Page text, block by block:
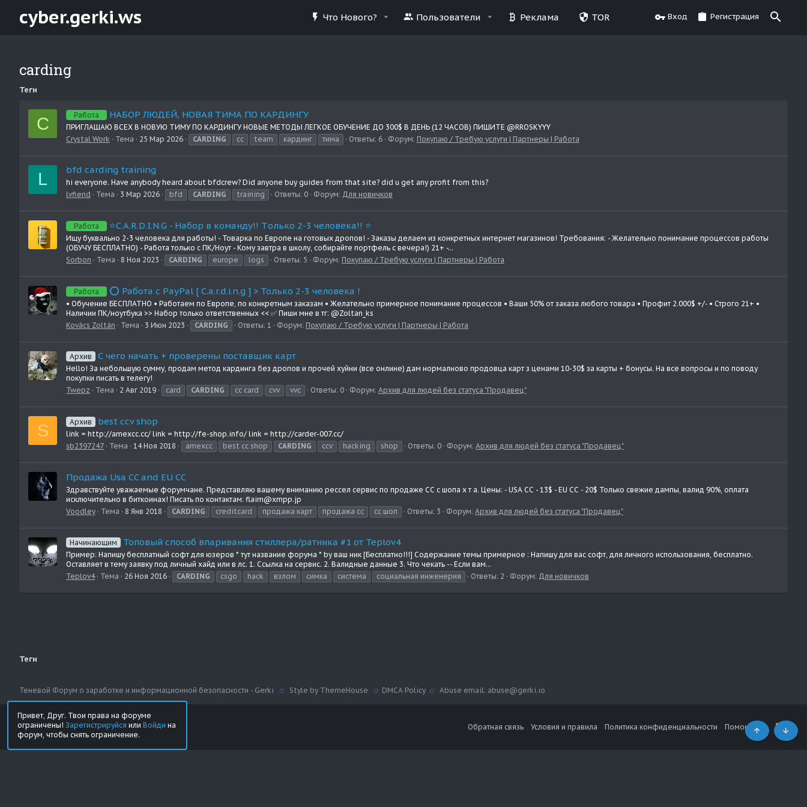
cyber.gerki.ws Что Нового? Пользователи Реклама TOR Вход Регистрация
carding
Теги
C Работа НАБОР ЛЮДЕЙ, НОВАЯ ТИМА ПО КАРДИНГУ
ПРИГЛАШАЮ ВСЕХ В НОВУЮ ТИМУ ПО КАРДИНГУ НОВЫЕ МЕТОДЫ ЛЕГКОЕ ОБУЧЕНИЕ ДО 300$ В ДЕНЬ (12 ЧАСОВ) ПИШИТЕ @RROSKYYY
Crystal Work
Тема 25 Мар 2026 CARDING cc team кардинг тима Ответы: 6 Форум: Покупаю / Требую услуги | Партнеры | Работа
L bfd carding training
hi everyone. Have anybody heard about bfdcrew? Did anyone buy guides from that site? did u get any profit from this?
lvfiend
Тема 3 Мар 2026 bfd CARDING training Ответы: 0 Форум: Для новичков
Работа ⭐C.A.R.D.I.N.G - Haбор в команду!! Тoлько 2-3 человека!! ⭐
Ищу буквально 2-3 человека для работы! - Товарка по Европе на готовых дропов! - Заказы делаем из конкретных интернет магазинов! Требования: - Желательно понимание процессов работы
(ОБУЧУ БЕСПЛАТНО) - Работа только с ПК/Ноут - Кому завтра в школу, собирайте портфель с вечера!) 21+ -...
Sorbon
Тема 8 Ноя 2023 CARDING europe logs Ответы: 5 Форум: Покупаю / Требую услуги | Партнеры | Работа
Работа ⭕️ Paбoтa c PауPаl [ С.а.r.d.i.n.g ] > Только 2-3 человека !
• Обучение БЕСПЛАТНО • Работаем по Европе, по конкретным заказам • Желательно примерное понимание процессов • Ваши 50% от заказа любoгo товара • Профит 2.000$ +/- • Строго 21+ •
Наличии ПК/ноутбука >> Набор только ответственных << ✅ Пиши мне в тг: @Zoltan_ks
Kovács Zoltán
Тема 3 Июн 2023 CARDING Ответы: 1 Форум: Покупаю / Требую услуги | Партнеры | Работа
Архив С чего начать + проверены поставщик карт
Hello! За небольшую сумму, продам метод кардинга без дропов и прочей хуйни (все онлине) дам нормалново продовца карт з ценами 10-30$ за карты + бонусы. На все вопросы и по поводу
покупки писать в телегу!
Twepz
Тема 2 Авг 2019 card CARDING cc card cvv vvc Ответы: 0 Форум: Архив для людей без статуса "Продавец"
S Архив best ccv shop
link = http://amexcc.cc/ link = http://fe-shop.info/ link = http://carder-007.cc/
sb2397247
Тема 14 Ноя 2018 amexcc best cc shop CARDING ccv hacking shop Ответы: 0 Форум: Архив для людей без статуса "Продавец"
Продажа Usa CC and EU CC
Здравствуйте уважаемые форумчане. Представляю вашему вниманию рессел сервис по продаже СС с шопа х т а. Цены: - USA CC - 13$ - EU CC - 20$ Только свежие дампы, валид 90%, оплата
исключительно в биткоинах! Писать по контактам: flaim@xmpp.jp
Voodley
Тема 8 Янв 2018 CARDING creditcard продажа карт продажа сс сс шоп Ответы: 3 Форум: Архив для людей без статуса "Продавец"
Начинающим Топовый способ впаривания стиллера/ратника #1 от Teplov4
Пример: Напишу бесплатный софт для юзеров * тут название форума * by ваш ник [Бесплатно!!!] Содержание темы примерное : Напишу для вас софт, для личного использования, бесплатно.
Оставляет в тему заявку под личный хайд или в лс. 1. Ссылка на сервис. 2. Валидные данные 3. Что чекать -- Если вам...
Teplov4
Тема 26 Ноя 2016 CARDING csgo hack взлом симка система социальная инженерия Ответы: 2 Форум: Для новичков
Теги
Russian (RU) Обратная связь Условия и правила Политика конфиденциальности Помощь
R
S
S
Теневой Форум о заработке и информационной безопасности - Gerki Style by ThemeHouse DMCA Policy Abuse email: abuse@gerki.io
Сверху Снизу
Привет, Друг. Твои права на форуме
ограничены! Зарегистрируйся или Войди на
форум, чтобы снять ограничение.